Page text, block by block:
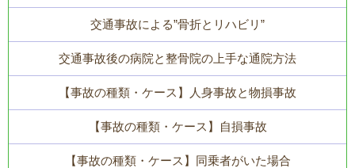
交通事故による”骨折とリハビリ”
交通事故後の病院と整骨院の上手な通院方法
【事故の種類・ケース】人身事故と物損事故
【事故の種類・ケース】自損事故
【事故の種類・ケース】同乗者がいた場合